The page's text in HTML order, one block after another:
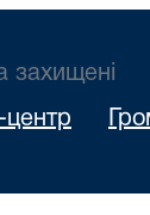
захищені
центр